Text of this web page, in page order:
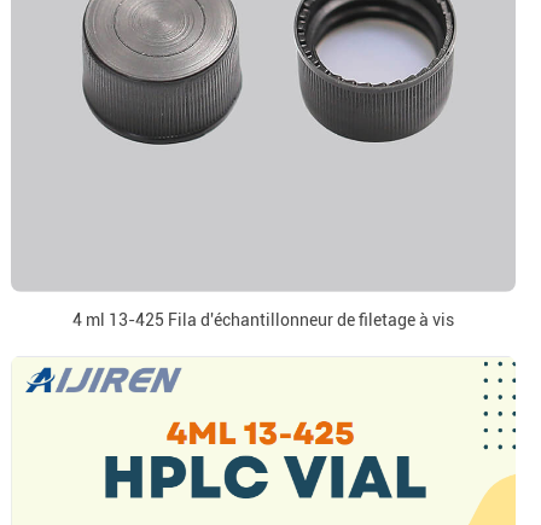
4 ml 13-425 Fila d'échantillonneur de filetage à vis